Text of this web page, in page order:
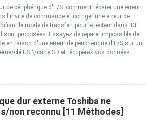
de périphérique d'E/S: comment réparer une erreur
l'invite de commande et corriger une erreur de
le mode de transfert pour le lecteur dans IDE
sont proposées. Essayez de réparer impossible de
en raison d'une erreur de périphérique d'E/S sur un
clé USB/carte SD et récupérez vos données.
dur externe Toshiba ne
non reconnu [11 Méthodes]